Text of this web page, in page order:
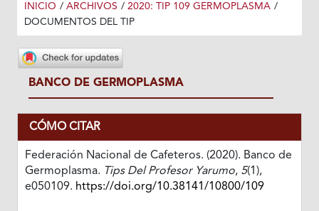
INICIO / ARCHIVOS / 2020: TIP 109 GERMOPLASMA /
DOCUMENTOS DEL TIP
BANCO DE GERMOPLASMA
CÓMO CITAR
Federación Nacional de Cafeteros. (2020). Banco de
Germoplasma. Tips Del Profesor Yarumo, 5(1),
e050109. https://doi.org/10.38141/10800/109